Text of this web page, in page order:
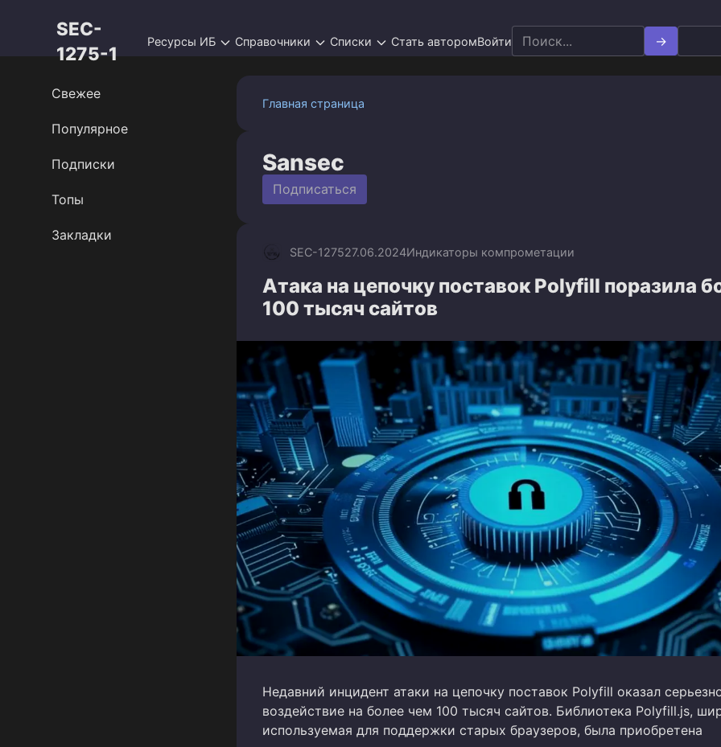
SEC-
1275-1
Ресурсы ИБ Справочники Списки Стать авторомВойти
Search
for:
Главная страница
Sansec
Подписаться
SEC-127527.06.2024Индикаторы компрометации
Атака на цепочку поставок Polyfill поразила
100 тысяч сайтов
Недавний инцидент атаки на цепочку поставок Polyfill оказал
воздействие на более чем 100 тысяч сайтов. Библиотека Polyfill.js,
используемая для поддержки старых браузеров, была приобретена
Свежее
Популярное
Подписки
Топы
Закладки